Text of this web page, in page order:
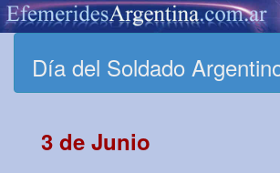
Día del Soldado
3 de Junio